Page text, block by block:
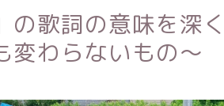
の歌詞の意味を深
変わらないもの〜